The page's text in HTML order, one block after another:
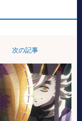
次の記事